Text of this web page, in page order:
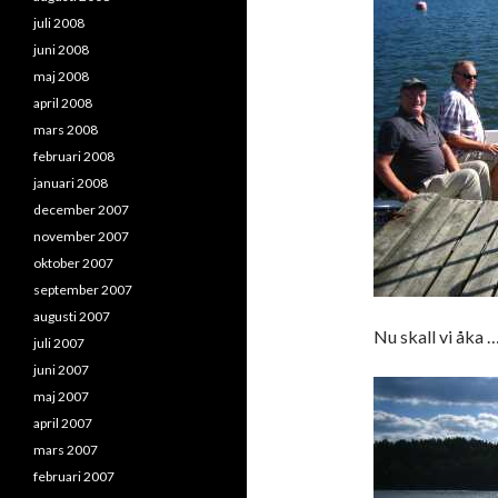
Nu skall vi åka
juli 2008
juni 2008
maj 2008
april 2008
mars 2008
februari 2008
januari 2008
december 2007
november 2007
oktober 2007
september 2007
augusti 2007
juli 2007
juni 2007
maj 2007
april 2007
mars 2007
februari 2007